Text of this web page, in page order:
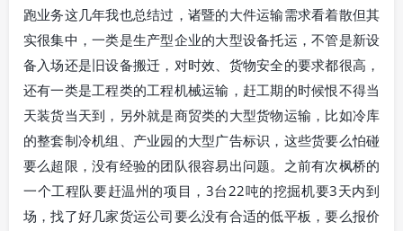
跑业务这几年我也总结过，诸暨的大件运输需求看着散但其
实很集中，一类是生产型企业的大型设备托运，不管是新设
备入场还是旧设备搬迁，对时效、货物安全的要求都很高，
还有一类是工程类的工程机械运输，赶工期的时候恨不得当
天装货当天到，另外就是商贸类的大型货物运输，比如冷库
的整套制冷机组、产业园的大型广告标识，这些货要么怕碰
要么超限，没有经验的团队很容易出问题。之前有次枫桥的
一个工程队要赶温州的项目，3台22吨的挖掘机要3天内到
场，找了好几家货运公司要么没有合适的低平板，要么报价